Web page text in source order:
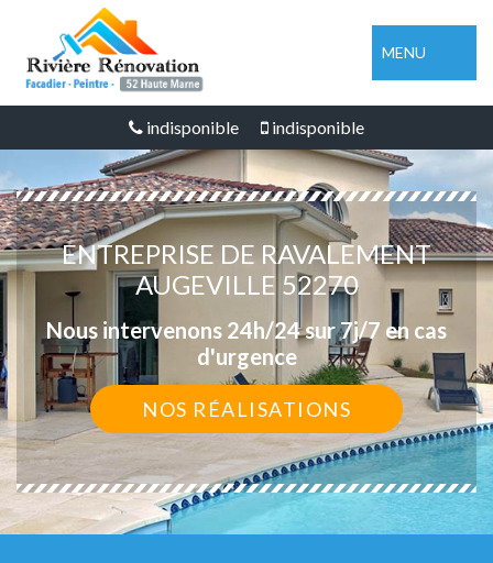
MENU
indisponible indisponible
ENTREPRISE DE RAVALEMENT
AUGEVILLE 52270
Nous intervenons 24h/24 sur 7j/7 en cas
d'urgence
NOS RÉALISATIONS